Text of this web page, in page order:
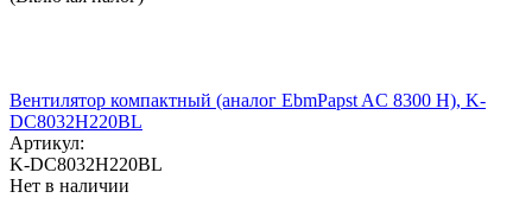
Вентилятор компактный (аналог EbmPapst AC 8300 H), K-
DC8032H220BL
Артикул:
K-DC8032H220BL
Нет в наличии